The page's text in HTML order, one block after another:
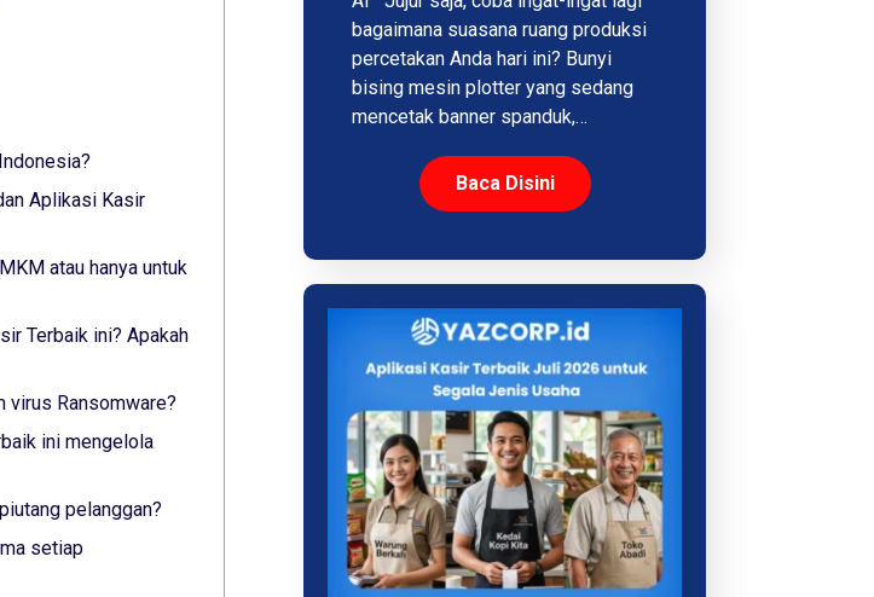
Aplikasi Kasir
atau hanya untuk
Terbaik ini? Apakah
virus Ransomware?
ini mengelola
pelanggan?
setiap
bagaimana suasana ruang produksi
percetakan Anda hari ini? Bunyi
bising mesin plotter yang sedang
mencetak banner spanduk,…
Baca Disini